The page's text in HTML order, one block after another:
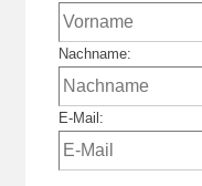
Nachname:
E-Mail: